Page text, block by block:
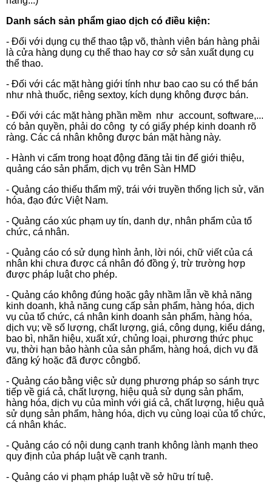
Danh sách sản phẩm giao dịch có điều kiện:
- Đối với dụng cụ thể thao tập võ, thành viên bán hàng phải
là cửa hàng dụng cụ thể thao hay cơ sở sản xuất dụng cụ
thể thao.
- Đối với các mặt hàng giới tính như bao cao su có thể bán
như nhà thuốc, riêng sextoy, kích dụng không được bán.
- Đối với các mặt hàng phần mềm như account, software,...
có bản quyền, phải do công ty có giấy phép kinh doanh rõ
ràng. Các cá nhân không được bán mặt hàng này.
- Hành vi cấm trong hoạt động đăng tải tin để giới thiệu,
quảng cáo sản phẩm, dịch vụ trên Sàn HMD
- Quảng cáo thiếu thẩm mỹ, trái với truyền thống lịch sử, văn
hóa, đạo đức Việt Nam.
- Quảng cáo xúc phạm uy tín, danh dự, nhân phẩm của tổ
chức, cá nhân.
- Quảng cáo có sử dụng hình ảnh, lời nói, chữ viết của cá
nhân khi chưa được cá nhân đó đồng ý, trừ trường hợp
được pháp luật cho phép.
- Quảng cáo không đúng hoặc gây nhầm lẫn về khả năng
kinh doanh, khả năng cung cấp sản phẩm, hàng hóa, dịch
vụ của tổ chức, cá nhân kinh doanh sản phẩm, hàng hóa,
dịch vụ; về số lượng, chất lượng, giá, công dụng, kiểu dáng,
bao bì, nhãn hiệu, xuất xứ, chủng loại, phương thức phục
vụ, thời hạn bảo hành của sản phẩm, hàng hoá, dịch vụ đã
đăng ký hoặc đã được côngbố.
- Quảng cáo bằng việc sử dụng phương pháp so sánh trực
tiếp về giá cả, chất lượng, hiệu quả sử dụng sản phẩm,
hàng hóa, dịch vụ của mình với giá cả, chất lượng, hiệu quả
sử dụng sản phẩm, hàng hóa, dịch vụ cùng loại của tổ chức,
cá nhân khác.
- Quảng cáo có nội dung cạnh tranh không lành mạnh theo
quy định của pháp luật về cạnh tranh.
- Quảng cáo vi phạm pháp luật về sở hữu trí tuệ.